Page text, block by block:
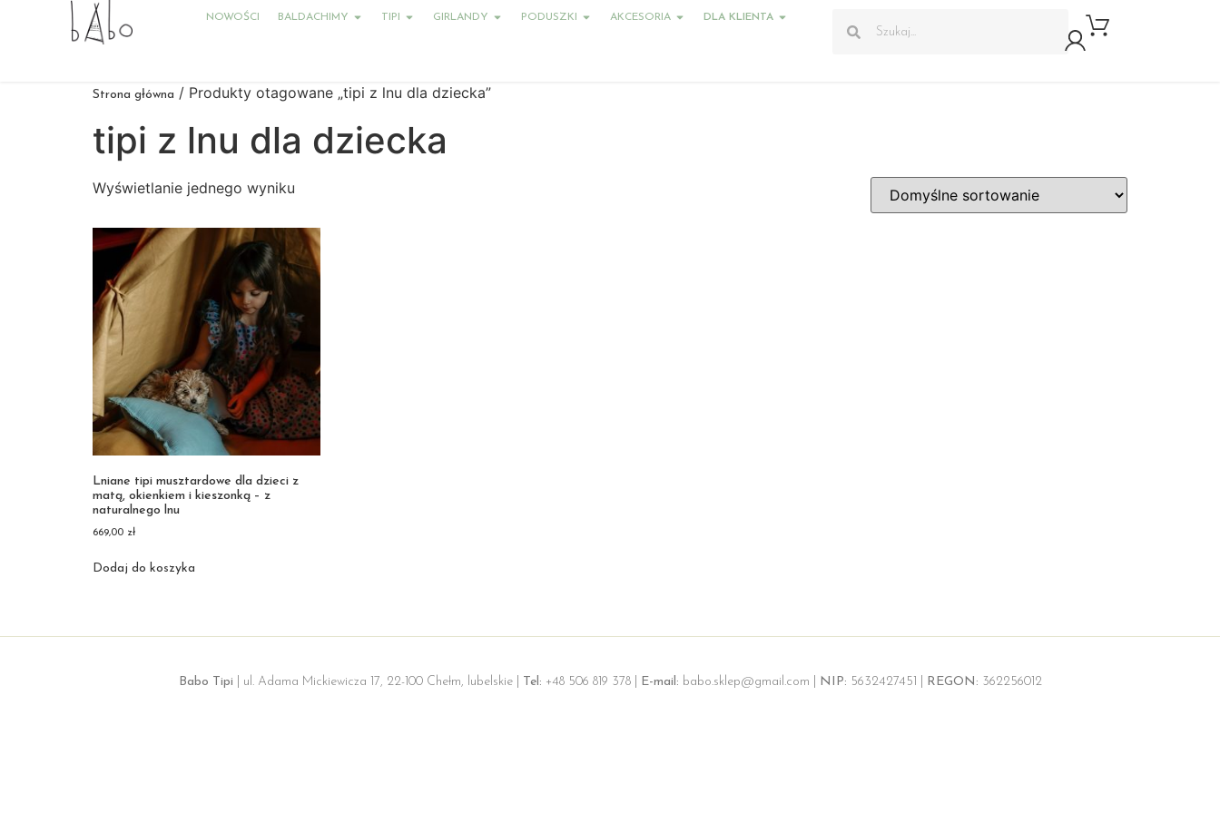
NOWOŚCI BALDACHIMY TIPI GIRLANDY PODUSZKI AKCESORIA DLA KLIENTA
Strona główna / Produkty otagowane „tipi z lnu dla dziecka”
tipi z lnu dla dziecka
Wyświetlanie jednego wyniku
Lniane tipi musztardowe dla dzieci z
matą, okienkiem i kieszonką – z
naturalnego lnu
669,00 zł
Dodaj do koszyka
Babo Tipi | ul. Adama Mickiewicza 17, 22-100 Chełm, lubelskie | Tel: +48 506 819 378 | E-mail: babo.sklep@gmail.com | NIP: 5632427451 | REGON: 362256012